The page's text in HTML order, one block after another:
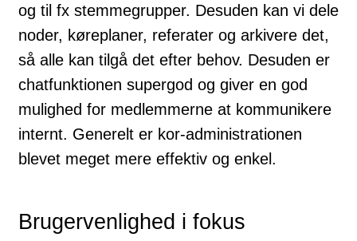
og til fx stemmegrupper. Desuden kan vi dele
noder, køreplaner, referater og arkivere det,
så alle kan tilgå det efter behov. Desuden er
chatfunktionen supergod og giver en god
mulighed for medlemmerne at kommunikere
internt. Generelt er kor-administrationen
blevet meget mere effektiv og enkel.
Brugervenlighed i fokus